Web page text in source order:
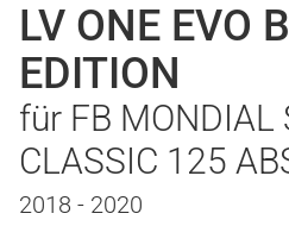
LV ONE EVO
EDITION
für FB MONDIAL
CLASSIC 125
2018 - 2020